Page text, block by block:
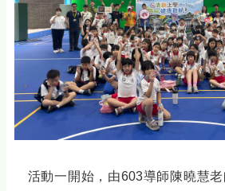
活動一開始，由603導師陳曉慧